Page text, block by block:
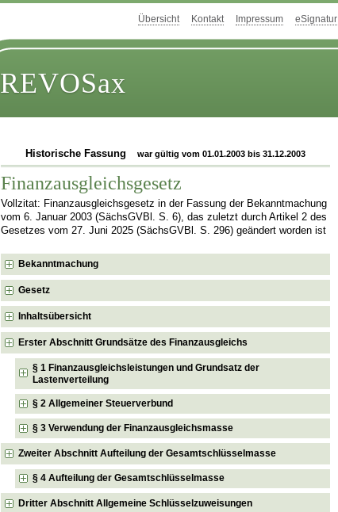
Übersicht Kontakt Impressum eSignatur
REVOSax
Historische Fassung war gültig vom 01.01.2003 bis 31.12.2003
Finanzausgleichsgesetz
Vollzitat: Finanzausgleichsgesetz in der Fassung der Bekanntmachung
vom 6. Januar 2003 (SächsGVBl. S. 6), das zuletzt durch Artikel 2 des
Gesetzes vom 27. Juni 2025 (SächsGVBl. S. 296) geändert worden ist
Bekanntmachung
Gesetz
Inhaltsübersicht
Erster Abschnitt Grundsätze des Finanzausgleichs
§ 1 Finanzausgleichsleistungen und Grundsatz der
Lastenverteilung
§ 2 Allgemeiner Steuerverbund
§ 3 Verwendung der Finanzausgleichsmasse
Zweiter Abschnitt Aufteilung der Gesamtschlüsselmasse
§ 4 Aufteilung der Gesamtschlüsselmasse
Dritter Abschnitt Allgemeine Schlüsselzuweisungen